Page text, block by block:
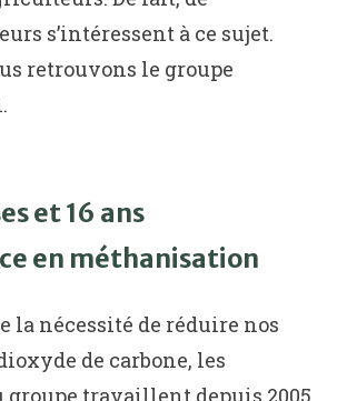
s’intéressent à ce sujet.
retrouvons le groupe
et 16 ans
en méthanisation
la nécessité de réduire nos
de carbone, les
groupe travaillent depuis 2005